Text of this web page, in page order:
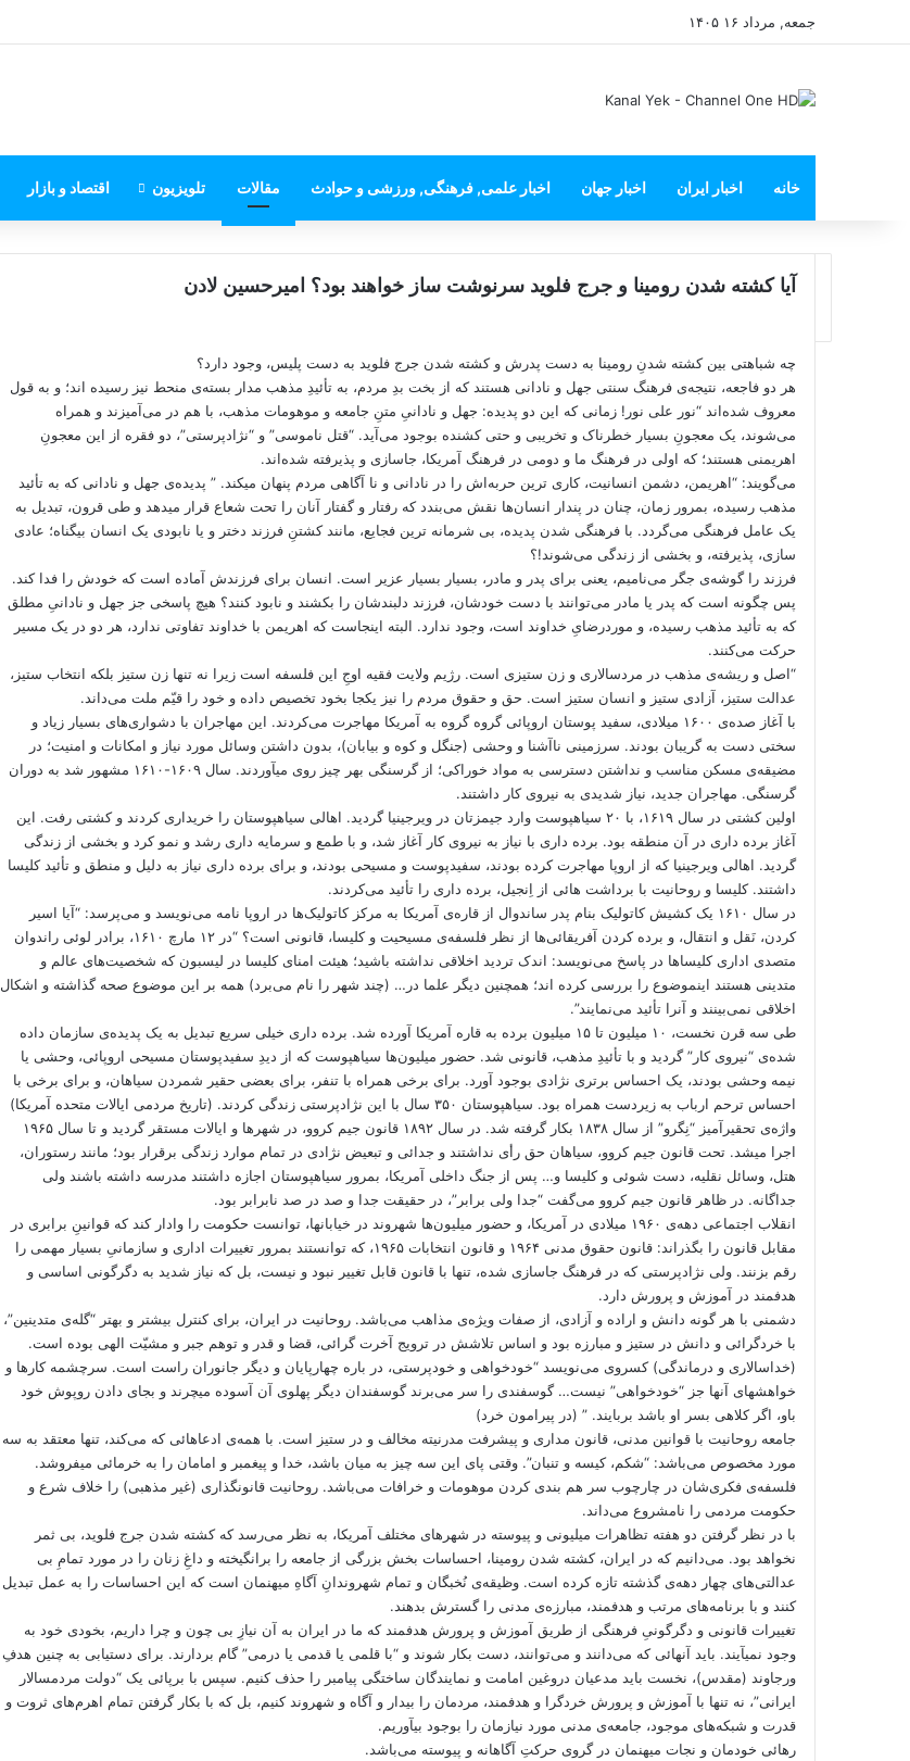
جمعه, مرداد ۱۶ ۱۴۰۵
خانه اخبار ایران اخبار جهان اخبار علمی, فرهنگی, ورزشی و حوادث مقالات تلویزیون اقتصاد و بازار
آیا کشته شدن رومینا و جرج فلوید سرنوشت ساز خواهند بود؟ امیرحسین لادن
چه شباهتی بین کشته شدنِ رومینا به دست پدرش و کشته شدن جرج فلوید به دست پلیس، وجود دارد؟
هر دو فاجعه، نتیجه‌ی فرهنگ سنتی جهل و نادانی هستند که از بخت بدِ مردم، به تأئیدِ مذهب مدار بسته‌ی منحط نیز رسیده اند؛ و به قول
معروف شده‌اند “نور علی نور! زمانی که این دو پدیده: جهل و نادانیِ متنِ جامعه و موهومات مذهب، با هم در می‌آمیزند و همراه
می‌شوند، یک معجونِ بسیار خطرناک و تخریبی و حتی کشنده بوجود می‌آید. “قتل ناموسی” و “نژادپرستی”، دو فقره از این معجونِ
اهریمنی هستند؛ که اولی در فرهنگ ما و دومی در فرهنگ آمریکا، جاسازی و پذیرفته شده‌اند.
می‌گویند: “اهریمن، دشمن انسانیت، کاری ترین حربه‌اش را در نادانی و نا آگاهی مردم پنهان میکند. ” پدیده‌ی جهل و نادانی که به تأئید
مذهب رسیده، بمرور زمان، چنان در پندار انسان‌ها نقش می‌بندد که رفتار و گفتار آنان را تحت شعاع قرار میدهد و طی قرون، تبدیل به
یک عامل فرهنگی می‌گردد. با فرهنگی شدن پدیده، بی شرمانه ترین فجایع، مانند کشتنِ فرزند دختر و یا نابودی یک انسان بیگناه؛ عادی
سازی، پذیرفته، و بخشی از زندگی می‌شوند!؟
فرزند را گوشه‌ی جگر می‌نامیم، یعنی برای پدر و مادر، بسیار بسیار عزیر است. انسان برای فرزندش آماده است که خودش را فدا کند.
پس چگونه است که پدر یا مادر می‌توانند با دست خودشان، فرزند دلبندشان را بکشند و نابود کنند؟ هیچ پاسخی جز جهل و نادانیِ مطلق
که به تأئید مذهب رسیده، و موردرضایِ خداوند است، وجود ندارد. البته اینجاست که اهریمن با خداوند تفاوتی ندارد، هر دو در یک مسیر
حرکت می‌کنند.
“اصل و ریشه‌ی مذهب در مردسالاری و زن ستیزی است. رژیم ولایت فقیه اوجِ این فلسفه است زیرا نه تنها زن ستیز بلکه انتخاب ستیز،
عدالت ستیز، آزادی ستیز و انسان ستیز است. حق و حقوق مردم را نیز یکجا بخود تخصیص داده و خود را قیّم ملت می‌داند.
با آغاز صده‌ی ۱۶۰۰ میلادی، سفید پوستان اروپائی گروه گروه به آمریکا مهاجرت می‌کردند. این مهاجران با دشواری‌های بسیار زیاد و
سختی دست به گریبان بودند. سرزمینی ناآشنا و وحشی (جنگل و کوه و بیابان)، بدون داشتن وسائل مورد نیاز و امکانات و امنیت؛ در
مضیقه‌ی مسکن مناسب و نداشتن دسترسی به مواد خوراکی؛ از گرسنگی بهر چیز روی میآوردند. سال ۱۶۰۹-۱۶۱۰ مشهور شد به دوران
گرسنگی. مهاجران جدید، نیاز شدیدی به نیروی کار داشتند.
اولین کشتی در سال ۱۶۱۹، با ۲۰ سیاهپوست وارد جیمزتان در ویرجینیا گردید. اهالی سیاهپوستان را خریداری کردند و کشتی رفت. این
آغاز برده داری در آن منطقه بود. برده داری با نیاز به نیروی کار آغاز شد، و با طمع و سرمایه داری رشد و نمو کرد و بخشی از زندگی
گردید. اهالی ویرجینیا که از اروپا مهاجرت کرده بودند، سفیدپوست و مسیحی بودند، و برای برده داری نیاز به دلیل و منطق و تأئید کلیسا
داشتند. کلیسا و روحانیت با برداشت هائی از اِنجیل، برده داری را تأئید می‌کردند.
در سال ۱۶۱۰ یک کشیش کاتولیک بنام پدر ساندوال از قاره‌ی آمریکا به مرکز کاتولیک‌ها در اروپا نامه می‌نویسد و می‌پرسد: “آیا اسیر
کردن، نَقل و انتقال، و برده کردن آفریقائی‌ها از نظر فلسفه‌ی مسیحیت و کلیسا، قانونی است؟ “در ۱۲ مارچ ۱۶۱۰، برادر لوئی راندوان
متصدی اداری کلیساها در پاسخ می‌نویسد: اندک تردید اخلاقی نداشته باشید؛ هیئت امنای کلیسا در لیسبون که شخصیت‌های عالم و
متدینی هستند اینموضوع را بررسی کرده اند؛ همچنین دیگر علما در… (چند شهر را نام می‌برد) همه بر این موضوع صحه گذاشته و اشکال
اخلاقی نمی‌بینند و آنرا تأئید می‌نمایند”.
طی سه قرن نخست، ۱۰ میلیون تا ۱۵ میلیون برده به قاره آمریکا آورده شد. برده داری خیلی سریع تبدیل به یک پدیده‌ی سازمان داده
شده‌ی “نیروی کار” گردید و با تأئیدِ مذهب، قانونی شد. حضور میلیون‌ها سیاهپوست که از دیدِ سفیدپوستان مسیحی اروپائی، وحشی یا
نیمه وحشی بودند، یک احساس برتری نژادی بوجود آورد. برای برخی همراه با تنفر، برای بعضی حقیر شمردن سیاهان، و برای برخی با
احساس ترحم ارباب به زیردست همراه بود. سیاهپوستان ۳۵۰ سال با این نژادپرستی زندگی کردند. (تاریخ مردمی ایالات متحده آمریکا)
واژه‌ی تحقیرآمیز “نِگرو” از سال ۱۸۳۸ بکار گرفته شد. در سال ۱۸۹۲ قانون جیم کروو، در شهرها و ایالات مستقر گردید و تا سال ۱۹۶۵
اجرا میشد. تحت قانون جیم کروو، سیاهان حق رأی نداشتند و جدائی و تبعیض نژادی در تمام موارد زندگی برقرار بود؛ مانند رستوران،
هتل، وسائل نقلیه، دست شوئی و کلیسا و… پس از جنگ داخلی آمریکا، بمرور سیاهپوستان اجازه داشتند مدرسه داشته باشند ولی
جداگانه. در ظاهر قانون جیم کروو می‌گفت “جدا ولی برابر”، در حقیقت جدا و صد در صد نابرابر بود.
انقلاب اجتماعی دهه‌ی ۱۹۶۰ میلادی در آمریکا، و حضور میلیون‌ها شهروند در خیابانها، توانست حکومت را وادار کند که قوانینِ برابری در
مقابل قانون را بگذراند: قانون حقوق مدنی ۱۹۶۴ و قانون انتخابات ۱۹۶۵، که توانستند بمرور تغییرات اداری و سازمانیِ بسیار مهمی را
رقم بزنند. ولی نژادپرستی که در فرهنگ جاسازی شده، تنها با قانون قابل تغییر نبود و نیست، بل که نیاز شدید به دگرگونی اساسی و
هدفمند در آموزش و پرورش دارد.
دشمنی با هر گونه دانش و اراده و آزادی، از صفات ویژه‌ی مذاهب می‌باشد. روحانیت در ایران، برای کنترل بیشتر و بهتر “گله‌ی متدینین”،
با خردگرائی و دانش در ستیز و مبارزه بود و اساس تلاشش در ترویج آخرت گرائی، قضا و قدر و توهم جبر و مشیّت الهی بوده است.
(خداسالاری و درماندگی) کسروی می‌نویسد “خودخواهی و خودپرستی، در باره چهارپایان و دیگر جانوران راست است. سرچشمه کارها و
خواهشهای آنها جز “خودخواهی” نیست… گوسفندی را سر می‌برند گوسفندان دیگر پهلوی آن آسوده میچرند و بجای دادن روپوش خود
باو، اگر کلاهی بسر او باشد بربایند. ” (در پیرامون خرد)
جامعه روحانیت با قوانین مدنی، قانون مداری و پیشرفت مدرنیته مخالف و در ستیز است. با همه‌ی ادعاهائی که می‌کند، تنها معتقد به سه
مورد مخصوص می‌باشد: “شکم، کیسه و تنبان”. وقتی پای این سه چیز به میان باشد، خدا و پیغمبر و امامان را به خرمائی میفروشد.
فلسفه‌ی فکری‌شان در چارچوب سر هم بندی کردن موهومات و خرافات می‌باشد. روحانیت قانونگذاری (غیر مذهبی) را خلاف شرع و
حکومت مردمی را نامشروع می‌داند.
با در نظر گرفتن دو هفته تظاهرات میلیونی و پیوسته در شهرهای مختلف آمریکا، به نظر می‌رسد که کشته شدن جرج فلوید، بی ثمر
نخواهد بود. می‌دانیم که در ایران، کشته شدن رومینا، احساسات بخش بزرگی از جامعه را برانگیخته و داغِ زنان را در مورد تمامِ بی
عدالتی‌های چهار دهه‌ی گذشته تازه کرده است. وظیقه‌ی نُخبگان و تمام شهروندانِ آگاهِ میهنمان است که این احساسات را به عمل تبدیل
کنند و با برنامه‌های مرتب و هدفمند، مبارزه‌ی مدنی را گسترش بدهند.
تغییرات قانونی و دگرگونیِ فرهنگی از طریق آموزش و پرورش هدفمند که ما در ایران به آن نیازِ بی چون و چرا داریم، بخودی خود به
وجود نمیآیند. باید آنهائی که می‌دانند و می‌توانند، دست بکار شوند و “با قلمی یا قدمی یا درمی” گام بردارند. برای دستیابی به چنین هدفِ
ورجاوند (مقدس)، نخست باید مدعیان دروغین امامت و نمایندگان ساختگی پیامبر را حذف کنیم. سپس با برپائی یک “دولت مردمسالار
ایرانی”، نه تنها با آموزش و پرورش خردگرا و هدفمند، مردمان را بیدار و آگاه و شهروند کنیم، بل که با بکار گرفتن تمام اهرم‌های ثروت و
قدرت و شبکه‌های موجود، جامعه‌ی مدنی مورد نیازمان را بوجود بیآوریم.
رهائی خودمان و نجات میهنمان در گروی حرکتِ آگاهانه و پیوسته می‌باشد.